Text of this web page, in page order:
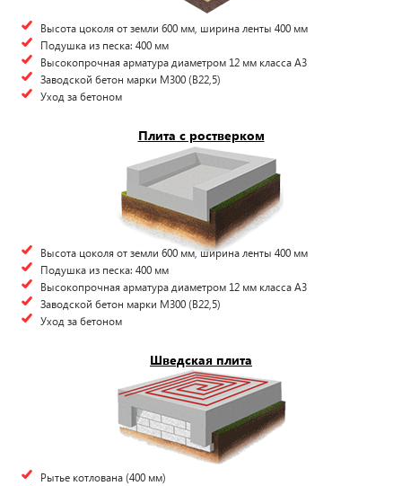
Высота цоколя от земли 600 мм, ширина ленты 400 мм
Подушка из песка: 400 мм
Высокопрочная арматура диаметром 12 мм класса А3
Заводской бетон марки М300 (B22,5)
Уход за бетоном
Плита с ростверком
Высота цоколя от земли 600 мм, ширина ленты 400 мм
Подушка из песка: 400 мм
Высокопрочная арматура диаметром 12 мм класса А3
Заводской бетон марки М300 (B22,5)
Уход за бетоном
Шведская плита
Рытье котлована (400 мм)